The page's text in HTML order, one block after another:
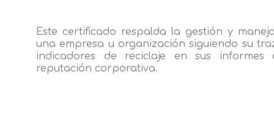
Este certificado respalda la gestión y
una empresa u organización siguiendo su
indicadores de reciclaje en sus
reputación corporativa.